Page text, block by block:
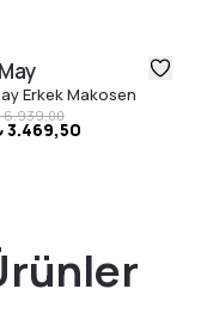
Erkek Makosen
6.939,00
3.469,50